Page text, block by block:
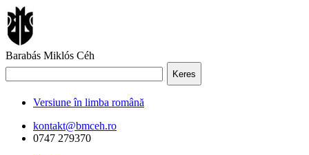
Barabás Miklós Céh
Keres
Versiune în limba română
kontakt@bmceh.ro
0747 279370